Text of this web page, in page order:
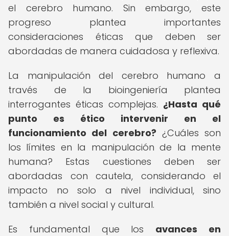
el cerebro humano. Sin embargo, este
progreso plantea importantes
consideraciones éticas que deben ser
abordadas de manera cuidadosa y reflexiva.
La manipulación del cerebro humano a
través de la bioingeniería plantea
interrogantes éticas complejas. ¿Hasta qué
punto es ético intervenir en el
funcionamiento del cerebro? ¿Cuáles son
los límites en la manipulación de la mente
humana? Estas cuestiones deben ser
abordadas con cautela, considerando el
impacto no solo a nivel individual, sino
también a nivel social y cultural.
Es fundamental que los avances en